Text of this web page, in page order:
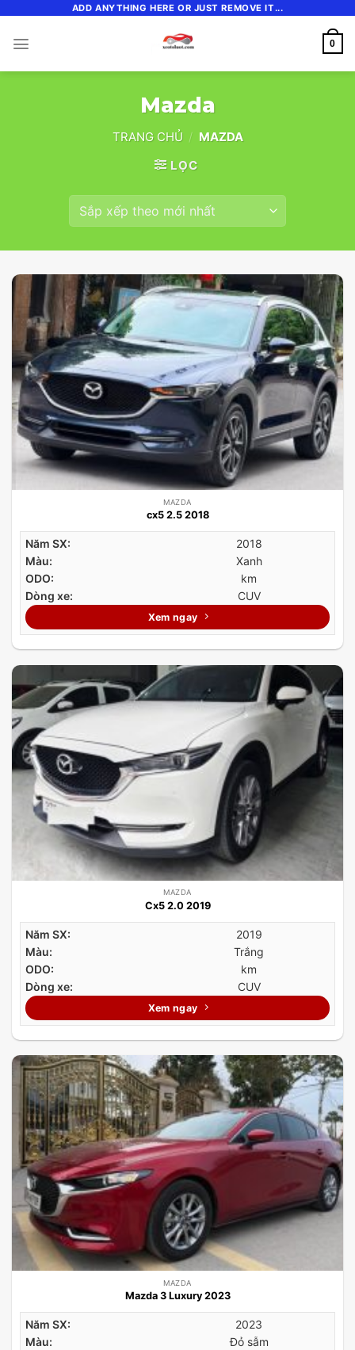
content
ADD ANYTHING HERE OR JUST REMOVE IT...
0
Mazda
TRANG CHỦ / MAZDA
LỌC
MAZDA
cx5 2.5 2018
Năm SX:
2018
Màu:
Xanh
ODO:
km
Dòng xe:
CUV
Xem ngay
MAZDA
Cx5 2.0 2019
Năm SX:
2019
Màu:
Trắng
ODO:
km
Dòng xe:
CUV
Xem ngay
MAZDA
Mazda 3 Luxury 2023
Năm SX:
2023
Màu:
Đỏ sẫm